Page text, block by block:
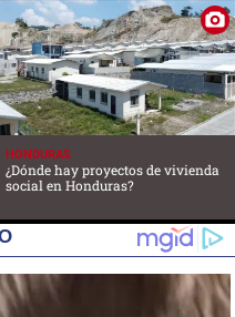
HONDURAS
¿Dónde hay proyectos de vivienda
social en Honduras?